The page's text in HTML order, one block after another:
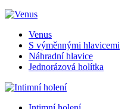
Venus
S výměnnými hlavicemi
Náhradní hlavice
Jednorázová holítka